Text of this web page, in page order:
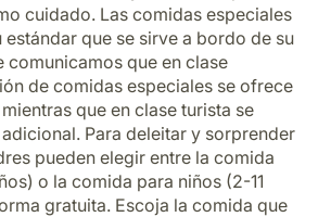
cuidado. Las comidas especiales
estándar que se sirve a bordo de su
comunicamos que en clase
de comidas especiales se ofrece
que en clase turista se
Para deleitar y sorprender
pueden elegir entre la comida
o la comida para niños (2-11
gratuita. Escoja la comida que